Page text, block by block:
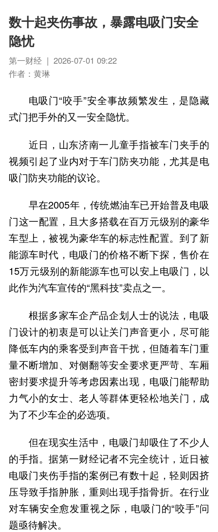
数十起夹伤事故，暴露电吸门安全
隐忧
第一财经 | 2026-07-01 09:22
作者：黄琳
电吸门“咬手”安全事故频繁发生，是隐藏
式门把手外的又一安全隐忧。
近日，山东济南一儿童手指被车门夹手的
视频引起了业内对于车门防夹功能，尤其是电
吸门防夹功能的议论。
早在2005年，传统燃油车已开始普及电吸
门这一配置，且大多搭载在百万元级别的豪华
车型上，被视为豪华车的标志性配置。到了新
能源车时代，电吸门的价格不断下探，售价在
15万元级别的新能源车也可以安上电吸门，以
此作为汽车宣传的“黑科技”卖点之一。
根据多家车企产品企划人士的说法，电吸
门设计的初衷是可以让关门声音更小，尽可能
降低车内的乘客受到声音干扰，但随着车门重
量不断增加、对侧翻等安全要求更严苛、车厢
密封要求提升等考虑因素出现，电吸门能帮助
力气小的女士、老人等群体更轻松地关门，成
为了不少车企的必选项。
但在现实生活中，电吸门却吸住了不少人
的手指。据第一财经记者不完全统计，近日被
电吸门夹伤手指的案例已有数十起，轻则因挤
压导致手指肿胀，重则出现手指骨折。在行业
对车辆安全愈发重视之际，电吸门的“咬手”问
题亟待解决。